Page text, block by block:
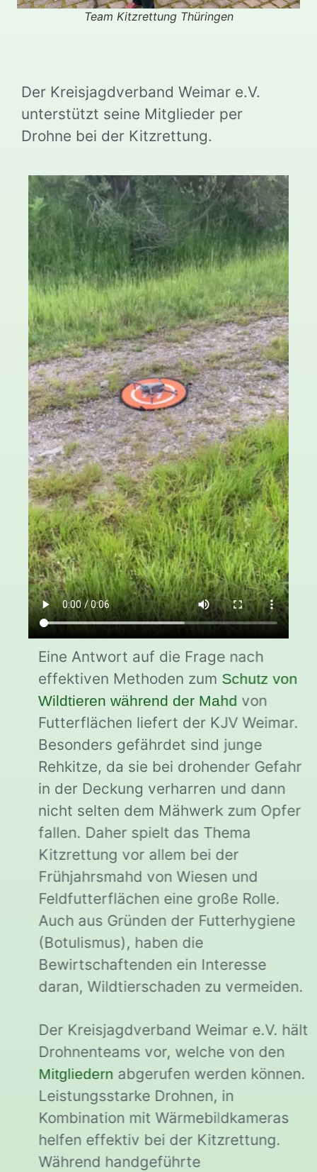
Team Kitzrettung Thüringen
Der Kreisjagdverband Weimar e.V.
unterstützt seine Mitglieder per
Drohne bei der Kitzrettung.
Eine Antwort auf die Frage nach
effektiven Methoden zumSchutz von
Wildtieren während der Mahdvon
Futterflächen liefert der KJV Weimar.
Besonders gefährdet sind junge
Rehkitze, da sie bei drohender Gefahr
in der Deckung verharren und dann
nicht selten dem Mähwerk zum Opfer
fallen. Daher spielt das Thema
Kitzrettung vor allem bei der
Frühjahrsmahd von Wiesen und
Feldfutterflächen eine große Rolle.
Auch aus Gründen der Futterhygiene
(Botulismus), haben die
Bewirtschaftenden ein Interesse
daran, Wildtierschaden zu vermeiden.
Der Kreisjagdverband Weimar e.V. hält
Drohnenteams vor, welche von den
Mitgliedernabgerufen werden können.
Leistungsstarke Drohnen, in
Kombination mit Wärmebildkameras
helfen effektiv bei der Kitzrettung.
Während handgeführte